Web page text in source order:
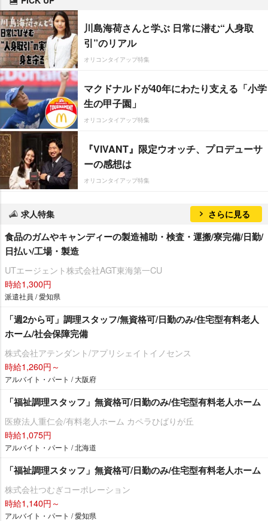
川島海荷さんと学ぶ 日常に潜む“人身取
引”のリアル
オリコンタイアップ特集
マクドナルドが40年にわたり支える「小学
生の甲子園」
オリコンタイアップ特集
『VIVANT』限定ウオッチ、プロデューサ
ーの感想は
オリコンタイアップ特集
求人特集 さらに見る
食品のガムやキャンディーの製造補助・検査・運搬/寮完備/日勤/
日払い/工場・製造
UTエージェント株式会社AGT東海第一CU
時給1,300円
派遣社員 / 愛知県
「週2から可」調理スタッフ/無資格可/日勤のみ/住宅型有料老人
ホーム/社会保障完備
株式会社アテンダント/アプリシェイトイノセンス
時給1,260円～
アルバイト・パート / 大阪府
「福祉調理スタッフ」無資格可/日勤のみ/住宅型有料老人ホーム
医療法人重仁会/有料老人ホーム カペラひばりが丘
時給1,075円
アルバイト・パート / 北海道
「福祉調理スタッフ」無資格可/日勤のみ/住宅型有料老人ホーム
株式会社つむぎコーポレーション
時給1,140円～
アルバイト・パート / 愛知県